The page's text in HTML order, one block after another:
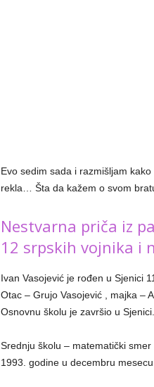
Evo sedim sada i razmišljam
rekla… Šta da kažem o svom
Nestvarna priča iz
12 srpskih vojnika i
Ivan Vasojević je rođen u Sjenici
Otac – Grujo Vasojević , majka –
Osnovnu školu je završio u
Srednju školu – matematički smer
1993. godine u decembru